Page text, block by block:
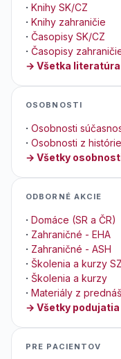
· Knihy SK/CZ
· Knihy zahraničie
· Časopisy SK/CZ
· Časopisy
→ Všetka literatúra
OSOBNOSTI
· Osobnosti
· Osobnosti z histórie
→ Všetky
ODBORNÉ AKCIE
· Domáce (SR a ČR)
· Zahraničné - EHA
· Zahraničné - ASH
· Školenia a kurzy
· Školenia a kurzy
· Materiály z
→ Všetky podujatia
PRE PACIENTOV